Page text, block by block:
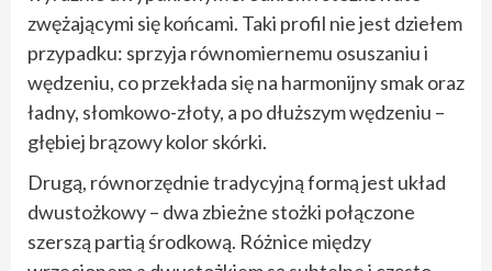
zwężającymi się końcami. Taki profil nie jest dziełem
przypadku: sprzyja równomiernemu osuszaniu i
wędzeniu, co przekłada się na harmonijny smak oraz
ładny, słomkowo-złoty, a po dłuższym wędzeniu –
głębiej brązowy kolor skórki.
Drugą, równorzędnie tradycyjną formą jest układ
dwustożkowy – dwa zbieżne stożki połączone
szerszą partią środkową. Różnice między